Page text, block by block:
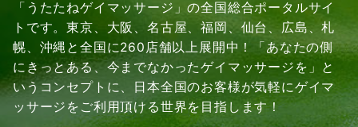
「うたたねゲイマッサージ」の全国総合ポータルサイ
トです。東京、大阪、名古屋、福岡、仙台、広島、札
幌、沖縄と全国に260店舗以上展開中！「あなたの側
にきっとある、今までなかったゲイマッサージを」と
いうコンセプトに、日本全国のお客様が気軽にゲイマ
ッサージをご利用頂ける世界を目指します！